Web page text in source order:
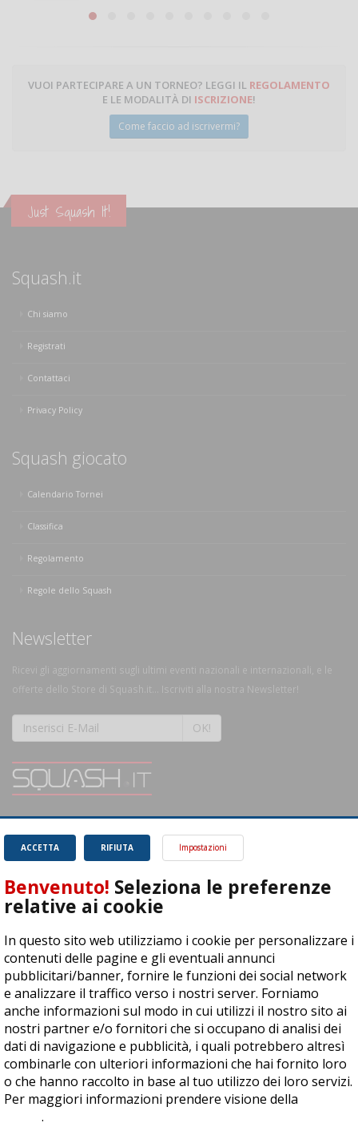
Michele Miglionico
VUOI PARTECIPARE A UN TORNEO? LEGGI IL REGOLAMENTO
E LE MODALITÀ DI ISCRIZIONE!
Come faccio ad iscrivermi?
Just Squash It!
Squash.it
Chi siamo
Registrati
Contattaci
Privacy Policy
Squash giocato
Calendario Tornei
Classifica
Regolamento
Regole dello Squash
Newsletter
Ricevi gli aggiornamenti sugli ultimi eventi nazionali e internazionali, e le
offerte dello Store di Squash.it... Iscriviti alla nostra Newsletter!
OK!
magnifico sport.
Leggi
RIFIUTA
ACCETTA Impostazioni
Benvenuto! Seleziona le preferenze
relative ai cookie
In questo sito web utilizziamo i cookie per personalizzare i
contenuti delle pagine e gli eventuali annunci
pubblicitari/banner, fornire le funzioni dei social network
e analizzare il traffico verso i nostri server. Forniamo
anche informazioni sul modo in cui utilizzi il nostro sito ai
nostri partner e/o fornitori che si occupano di analisi dei
dati di navigazione e pubblicità, i quali potrebbero altresì
combinarle con ulteriori informazioni che hai fornito loro
o che hanno raccolto in base al tuo utilizzo dei loro servizi.
Per maggiori informazioni prendere visione della
.
ASD Let's Sport - Via T. Olivelli 3, 25014 Castenedolo (BS) - P. Iva:
04278030988
© Copyright 2015 | All Rights Reserved - Powered byDynDevice
Privacy Policy Cookie Policy Accessibilità Sitemap